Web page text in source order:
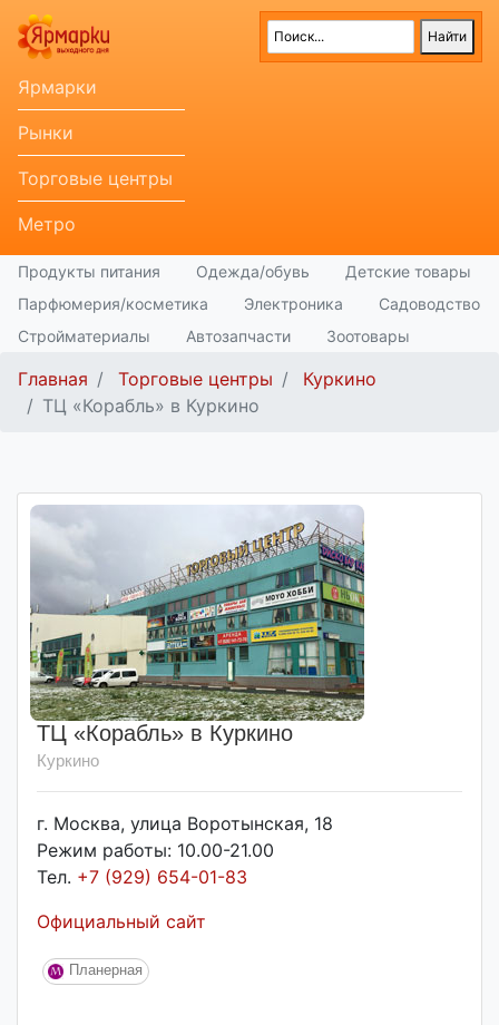
Ярмарки
Рынки
Торговые центры
Метро
Продукты питания Одежда/обувь
Детские товары
Парфюмерия/косметика
Электроника
Садоводство
Стройматериалы
Автозапчасти Зоотовары
Главная Торговые центры
Куркино
ТЦ «Корабль» в Куркино
ТЦ «Корабль» в Куркино
Куркино
г. Москва, улица Воротынская, 18
Режим работы: 10.00-21.00
Тел. +7 (929) 654-01-83
Официальный сайт
Планерная